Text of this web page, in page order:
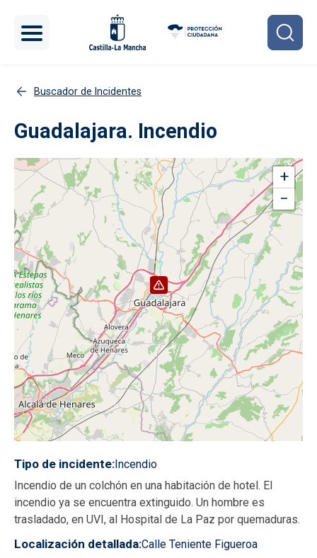
Buscador de Incidentes
Guadalajara. Incendio
+
−
Tipo de incidente Incendio
Incendio de un colchón en una habitación de hotel. El
incendio ya se encuentra extinguido. Un hombre es
trasladado, en UVI, al Hospital de La Paz por quemaduras.
Localización detallada Calle Teniente Figueroa